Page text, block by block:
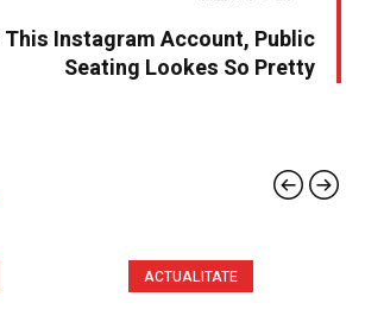
Instagram Account, Public
Seating Lookes So Pretty
ACTUALITATE